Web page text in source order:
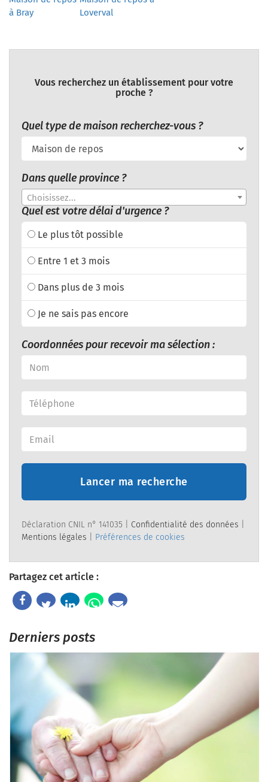
à Bray
Loverval
Vous recherchez un établissement pour votre
proche ?
Quel type de maison recherchez-vous ?
Dans quelle province ?
Choisissez...
Quel est votre délai d'urgence ?
Le plus tôt possible
Entre 1 et 3 mois
Dans plus de 3 mois
Je ne sais pas encore
Coordonnées pour recevoir ma sélection :
Lancer ma recherche
Déclaration CNIL n° 141035 | Confidentialité des données
Mentions légales
Préférences de cookies
Partagez cet article :
Derniers posts